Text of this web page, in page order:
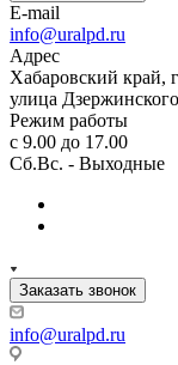
E-mail
info@uralpd.ru
Адрес
Хабаровский край,
улица
Режим работы
с 9.00 до 17.00
Сб.Вс. - Выходные
Заказать звонок
info@uralpd.ru